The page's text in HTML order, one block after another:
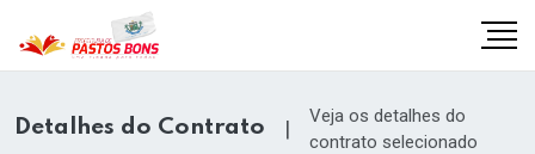
Detalhes do Contrato |
Veja os detalhes do
contrato selecionado